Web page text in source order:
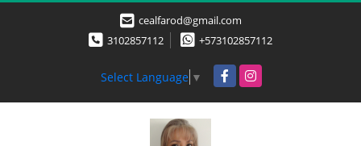
cealfarod@gmail.com
3102857112
+573102857112
Select Language ▼ FacebookInstagram